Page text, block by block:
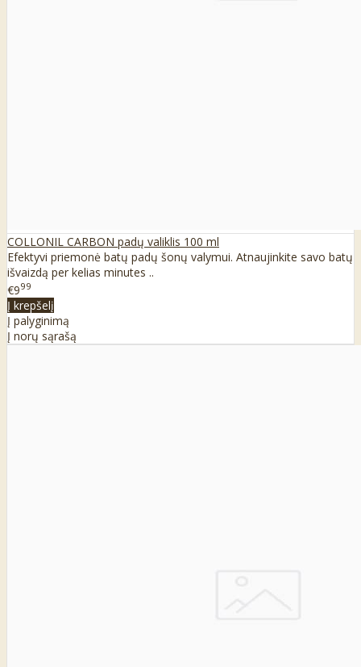
COLLONIL CARBON padų valiklis 100 ml
Efektyvi priemonė batų padų šonų valymui. Atnaujinkite savo batų
išvaizdą per kelias minutes ..
€999
Į krepšelį
Į palyginimą
Į norų sąrašą